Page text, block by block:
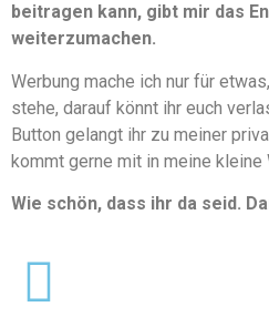
beitragen kann, gibt mir das
weiterzumachen.
Werbung mache ich nur für
stehe, darauf könnt ihr euch
Button gelangt ihr zu meiner
kommt gerne mit in meine kleine
Wie schön, dass ihr da seid.